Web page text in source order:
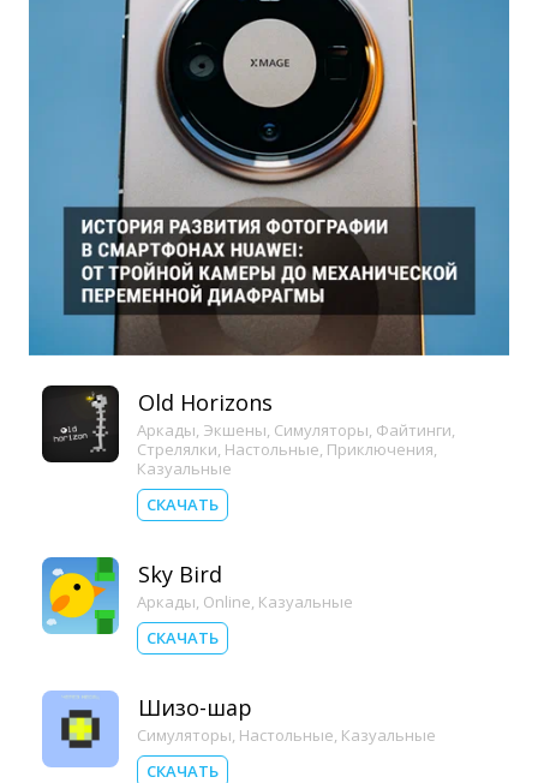
Old Horizons
Аркады, Экшены, Симуляторы, Файтинги,
Стрелялки, Настольные, Приключения,
Казуальные
СКАЧАТЬ
Sky Bird
Аркады, Online, Казуальные
СКАЧАТЬ
Шизо-шар
Симуляторы, Настольные, Казуальные
СКАЧАТЬ